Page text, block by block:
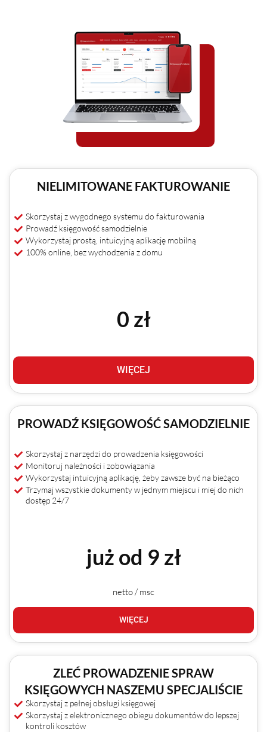
NIELIMITOWANE FAKTUROWANIE
Skorzystaj z wygodnego systemu do fakturowania
Prowadź księgowość samodzielnie
Wykorzystaj prostą, intuicyjną aplikację mobilną
100% online, bez wychodzenia z domu
0 zł
WIĘCEJ
PROWADŹ KSIĘGOWOŚĆ SAMODZIELNIE
Skorzystaj z narzędzi do prowadzenia księgowości
Monitoruj należności i zobowiązania
Wykorzystaj intuicyjną aplikację, żeby zawsze być na bieżąco
Trzymaj wszystkie dokumenty w jednym miejscu i miej do nich
dostęp 24/7
już od 9 zł
netto / msc
WIĘCEJ
ZLEĆ PROWADZENIE SPRAW
KSIĘGOWYCH NASZEMU SPECJALIŚCIE
Skorzystaj z pełnej obsługi księgowej
Skorzystaj z elektronicznego obiegu dokumentów do lepszej
kontroli kosztów